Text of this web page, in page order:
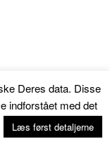
Deres data. Disse
indforstået med det
Læs først detaljerne